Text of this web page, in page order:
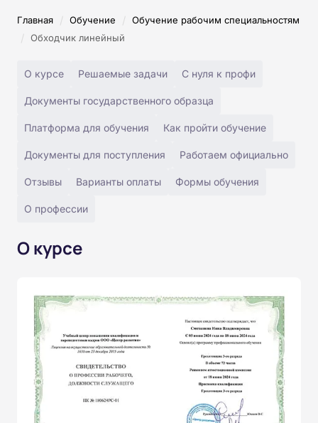
Главная / Обучение / Обучение рабочим специальностям
/ Обходчик линейный
О курсе Решаемые задачи С нуля к профи
Документы государственного образца
Платформа для обучения Как пройти обучение
Документы для поступления Работаем официально
Отзывы Варианты оплаты Формы обучения
О профессии
О курсе